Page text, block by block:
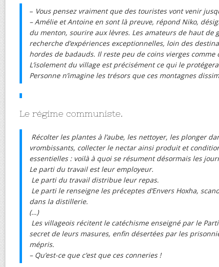
– Vous pensez vraiment que des touristes vont venir
– Amélie et Antoine en sont là preuve, répond Niko,
du menton, sourire aux lèvres. Les amateurs de haut de
recherche d’expériences exceptionnelles, loin des
hordes de badauds. Il reste peu de coins vierges
L’isolement du village est précisément ce qui le
Personne n’imagine les trésors que ces montagnes
Le régime communiste.
Récolter les plantes à l’aube, les nettoyer, les plonger
vrombissants, collecter le nectar ainsi produit et
essentielles : voilà à quoi se résument désormais les
Le parti du travail est leur employeur.
Le parti du travail distribue leur repas.
Le parti le renseigne les préceptes d’Envers Hoxha,
dans la distillerie.
(…)
Les villageois récitent le catéchisme enseigné par le
secret de leurs masures, enfin désertées par les
mépris.
– Qu’est-ce que c’est que ces conneries !